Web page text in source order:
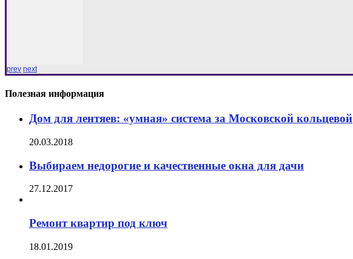
prev next
Полезная информация
Дом для лентяев: «умная» система за Московской кольцевой
20.03.2018
Выбираем недорогие и качественные окна для дачи
27.12.2017
Ремонт квартир под ключ
18.01.2019